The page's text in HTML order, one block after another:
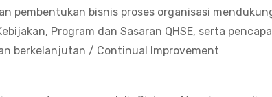
pembentukan bisnis proses organisasi
Program dan Sasaran QHSE, serta
berkelanjutan / Continual Improvement